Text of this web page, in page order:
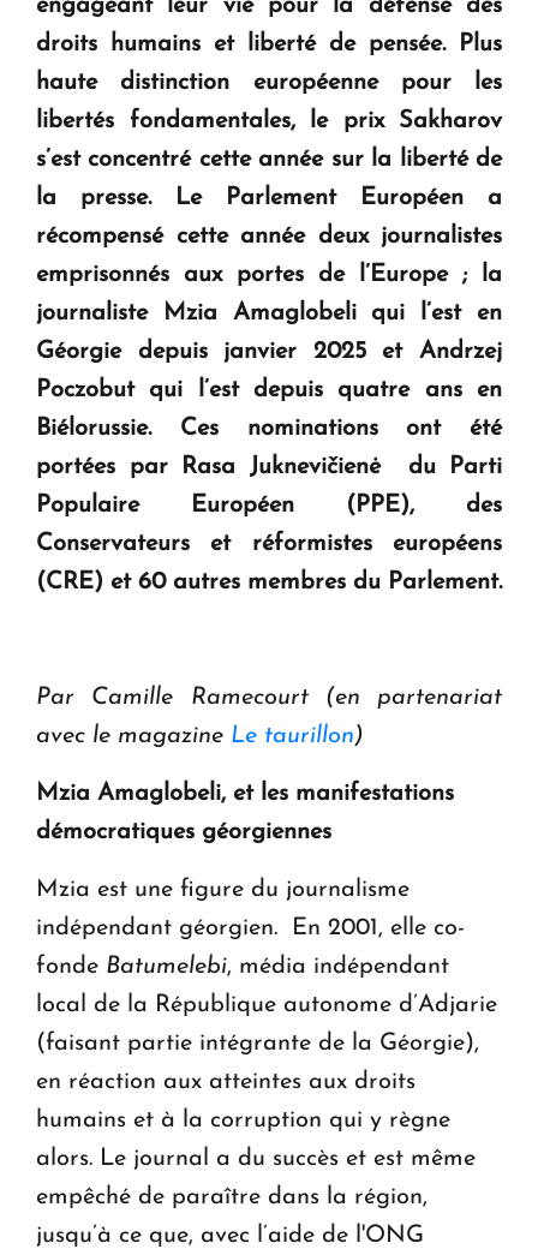
Le premier hôtel Hyatt Regency d'Arménie
ouvrira ses portes à Dilijan
engageant leur vie pour la défense des
droits humains et liberté de pensée. Plus
haute distinction européenne pour les
libertés fondamentales, le prix Sakharov
s’est concentré cette année sur la liberté de
la presse. Le Parlement Européen a
récompensé cette année deux journalistes
emprisonnés aux portes de l’Europe ; la
journaliste Mzia Amaglobeli qui l’est en
Géorgie depuis janvier 2025 et Andrzej
Poczobut qui l’est depuis quatre ans en
Biélorussie. Ces nominations ont été
portées par Rasa Juknevičienė du Parti
Populaire Européen (PPE), des
Conservateurs et réformistes européens
(CRE) et 60 autres membres du Parlement.
Par Camille Ramecourt
(en partenariat
avec le magazine Le taurillon)
Mzia Amaglobeli, et les manifestations
démocratiques géorgiennes
Mzia est une figure du journalisme
indépendant géorgien. En 2001, elle co-
fonde Batumelebi, média indépendant
local de la République autonome d’Adjarie
(faisant partie intégrante de la Géorgie),
en réaction aux atteintes aux droits
humains et à la corruption qui y règne
alors. Le journal a du succès et est même
empêché de paraître dans la région,
jusqu’à ce que, avec l’aide de l'ONG